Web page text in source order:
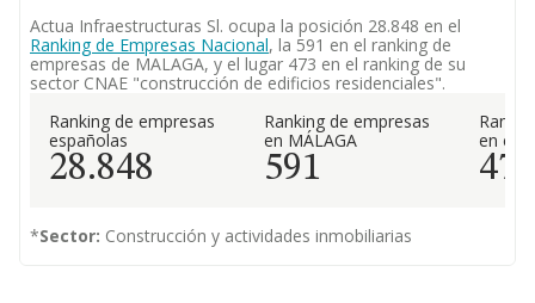
Actua Infraestructuras Sl. ocupa la posición 28.848 en el
Ranking de Empresas Nacional, la 591 en el ranking de
empresas de MALAGA, y el lugar 473 en el ranking de su
sector CNAE "construcción de edificios residenciales".
Ranking de empresas
españolas
28.848
Ranking de empresas
en MÁLAGA
591
en el
473
*Sector: Construcción y actividades inmobiliarias